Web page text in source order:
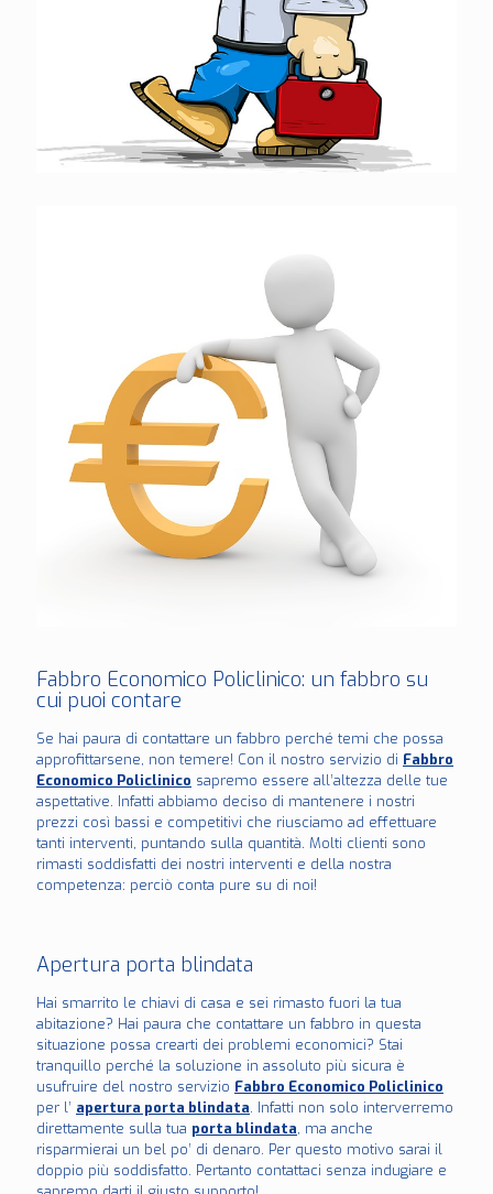
Fabbro Economico Policlinico: un fabbro su
cui puoi contare
Se hai paura di contattare un fabbro perché temi che possa
approfittarsene, non temere! Con il nostro servizio di Fabbro
Economico Policlinico sapremo essere all’altezza delle tue
aspettative. Infatti abbiamo deciso di mantenere i nostri
prezzi così bassi e competitivi che riusciamo ad effettuare
tanti interventi, puntando sulla quantità. Molti clienti sono
rimasti soddisfatti dei nostri interventi e della nostra
competenza: perciò conta pure su di noi!
Apertura porta blindata
Hai smarrito le chiavi di casa e sei rimasto fuori la tua
abitazione? Hai paura che contattare un fabbro in questa
situazione possa crearti dei problemi economici? Stai
tranquillo perché la soluzione in assoluto più sicura è
usufruire del nostro servizio Fabbro Economico Policlinico
per l’ apertura porta blindata. Infatti non solo interverremo
direttamente sulla tua porta blindata, ma anche
risparmierai un bel po’ di denaro. Per questo motivo sarai il
doppio più soddisfatto. Pertanto contattaci senza indugiare e